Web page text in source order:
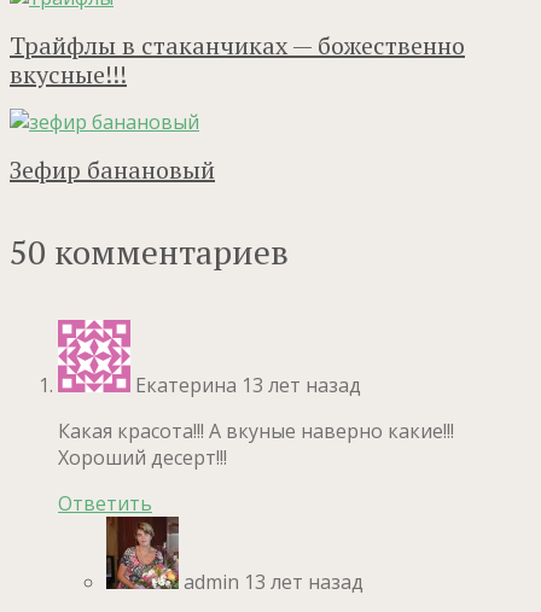
Трайфлы в стаканчиках — божественно
вкусные!!!
Зефир банановый
50 комментариев
Екатерина 13 лет назад
Какая красота!!! А вкуные наверно какие!!!
Хороший десерт!!!
Ответить
admin 13 лет назад